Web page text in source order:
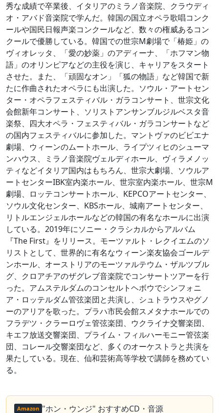
秀な成績で卒業後、イタリアのミラノ音楽院、クラウディ
オ・アバド音楽院で学んだ。韓国の国立オペラ歌唱コンク
ールや国民日報声楽コンクールなど、数々の権威あるコン
クールで優勝している。韓国での世宗M劇場で「椿姫」の
ヴィオレッタ、「愛の妙薬」のアディーナ、「ホフマン物
語」のオリンピアなどの主役を演じ、キャリアをスタート
させた。また、「頑固なオン」「狐の物語」など韓国で新
たに作曲されたオペラにも出演した。ソウル・アートセン
ター・オペラフェスティバル・ガラコンサート、世宗文化
会館新年コンサート、ソリストアンサンブルジルベスタ音
楽祭、四大オペラ・フェスティバル・ガラコンサートなど
の国内フェスティバルに参加した。マントヴァのビビエナ
劇場、ウィーンのムートホール、ライプツィヒのシューマ
ンハウス、ミラノ音楽院ヴェルディホール、ヴィラメノッ
ティなどイタリア国内はもちろん、世宗大劇場、ソウルア
ートセンターIBK室内楽ホール、世宗室内楽ホール、世宗M
劇場、ロッテコンサートホール、KEPCOアートセンター、
ソウル文化センター、KBSホール、城南アートセンター、
リトルエンジェルホールなどの韓国の有名なホールに出演
している。2019年にソニー・クラシカルからアルバム
『The First』をリリース。モーツァルト・レクイエムのソ
リストとして、世界的に有名なウィーン楽友協会ゴールデ
ンホール、オーストリアのモーツァルテウム・ザルツブル
グ、クロアチアのザグレブ音楽院でコンサートツアーを行
った。アムステルダムのコンセルトヘボウでシンフォニ
ア・ロッテルダム管弦楽団と共演し、シュトラウスやグノ
ーのアリアを歌った。プラハ市民会館スメタナホールでの
フラデツ・クラーロヴェ管弦楽団、ウクライナ交響楽団、
キエフ放送交響楽団、プライム・フィルハーモニー管弦楽
団、コレール交響楽団など、多くのオーケストラと共演を
果たしている。現在、仙和芸術高等学校で講師を務めてい
る。
Amazon "ホン・ウンジ" おすすめCD・音源